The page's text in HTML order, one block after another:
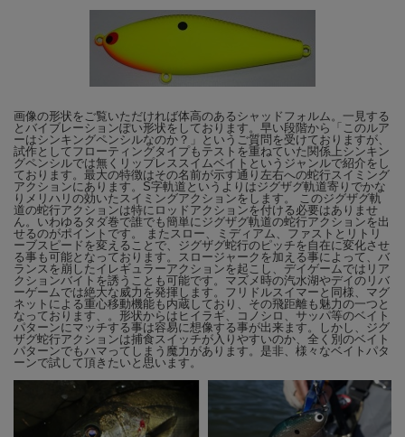
誠に勝手ながらキャンセルとさせて
いただきます。
ポジドライブガレージ ジグザグベイト80S キ
ングオブハート
ただ巻くだけでZIGZAGアクションを発生！低速・中速・高速と
リトリーブスピードによって段階的にZIGZAG軌道が変調。基本
的なリトリーブでの使用～デイゲームや止水域で効果抜群のスロ
ージャークやストップ＆ゴーを加えれば、より多彩なアピール効
果を生む。昼夜・流れの有無・・ベイト量など、その日その場に
合ったリトリーブスピードや操作の組合せを見つけるのが使い方
【ジグザグベイト 80S】
画像の形状をご覧いただければ体高のあるシャッドフォルム。一見する
とバイブレーションぽい形状をしております。早い段階から「このルア
ーはシンキングペンシルなのか？」というご質問を受けておりますが、
試作としてフローティングタイプもテストを重ねていた関係上シンキン
グペンシルでは無くリップレススイムベイトというジャンルで紹介をし
ております。最大の特徴はその名前が示す通り左右への蛇行スイミング
アクションにあります。S字軌道というよりはジグザグ軌道寄りでかな
りメリハリの効いたスイミングアクションをします。 このジグザグ軌
道の蛇行アクションは特にロッドアクションを付ける必要はありませ
ん。いわゆるタダ巻で誰でも簡単にジグザグ軌道の蛇行アクションを出
せるのがポイントです。 またスロー、ミディアム、ファストとリトリ
ーブスピードを変えることで、ジグザグ蛇行のピッチを自在に変化させ
る事も可能となっております。スロージャークを加える事によって、バ
ランスを崩したイレギュラーアクションを起こし、デイゲームではリア
クションバイトを誘うことも可能です。マズメ時の汽水湖やデイのリバ
ーゲームでは絶大な威力を発揮します。フリドルスイマーと同様、マグ
ネットによる重心移動機能も内蔵しており、その飛距離も魅力の一つと
なっております、。形状からはヒイラギ、コノシロ、サッパ等のベイト
パターンにマッチする事は容易に想像する事が出来ます。しかし、ジグ
ザグ蛇行アクションは捕食スイッチが入りやすいのか、全く別のベイト
パターンでもハマってしまう魔力があります。是非、様々なベイトパタ
ーンで試して頂きたいと思います。